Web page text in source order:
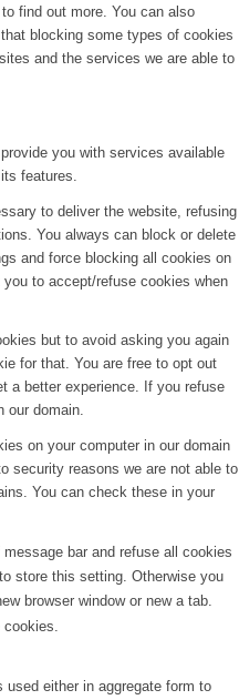
find out more. You can also
blocking some types of cookies
and the services we are able to
you with services available
features.
to deliver the website, refusing
You always can block or delete
and force blocking all cookies on
to accept/refuse cookies when
but to avoid asking you again
for that. You are free to opt out
a better experience. If you refuse
our domain.
on your computer in our domain
security reasons we are not able to
You can check these in your
bar and refuse all cookies
store this setting. Otherwise you
browser window or new a tab.
cookies.
either in aggregate form to